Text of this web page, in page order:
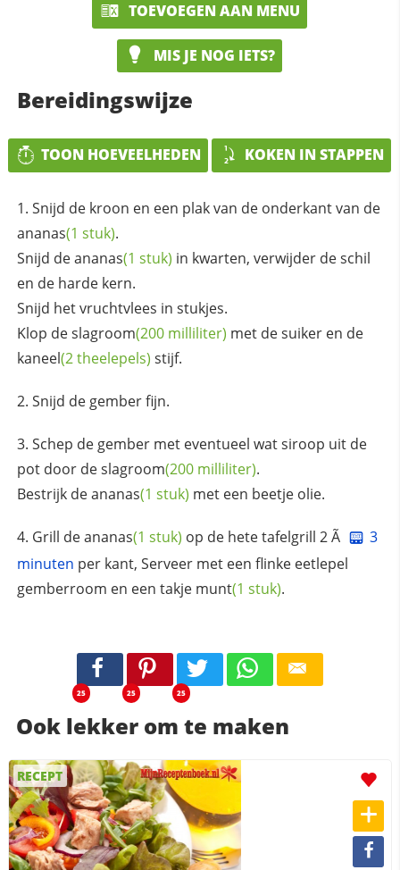
TOEVOEGEN AAN MENU
MIS JE NOG IETS?
Bereidingswijze
TOON HOEVEELHEDEN KOKEN IN STAPPEN
Snijd de kroon en een plak van de onderkant van de
ananas(1 stuk).
Snijd deananas(1 stuk) in kwarten, verwijder de schil
en de harde kern.
Snijd het vruchtvlees in stukjes.
Klop deslagroom(200 milliliter) met de suiker en de
kaneel(2 theelepels) stijf.
Snijd de gember fijn.
Schep de gember met eventueel wat siroop uit de
pot door deslagroom(200 milliliter).
Bestrijk deananas(1 stuk) met een beetje olie.
Grill deananas(1 stuk) op de hete tafelgrill 2 Ã
3
minuten per kant, Serveer met een flinke eetlepel
gemberroom en een takje munt(1 stuk).
25 25 25
Ook lekker om te maken
RECEPT